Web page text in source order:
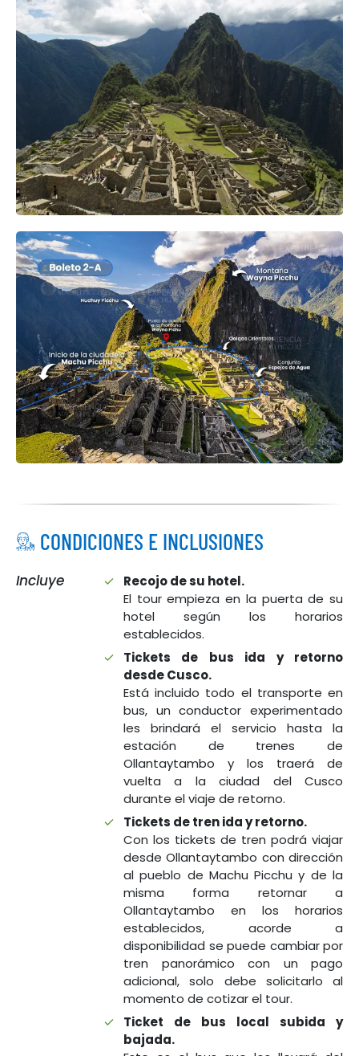
CONDICIONES E INCLUSIONES
Incluye
Recojo de su hotel.
El tour empieza en la puerta de su
hotel según los horarios
establecidos.
Tickets de bus ida y retorno
desde Cusco.
Está incluido todo el transporte en
bus, un conductor experimentado
les brindará el servicio hasta la
estación de trenes de
Ollantaytambo y los traerá de
vuelta a la ciudad del Cusco
durante el viaje de retorno.
Tickets de tren ida y retorno.
Con los tickets de tren podrá viajar
desde Ollantaytambo con dirección
al pueblo de Machu Picchu y de la
misma forma retornar a
Ollantaytambo en los horarios
establecidos, acorde a
disponibilidad se puede cambiar por
tren panorámico con un pago
adicional, solo debe solicitarlo al
momento de cotizar el tour.
Ticket de bus local subida y
bajada.